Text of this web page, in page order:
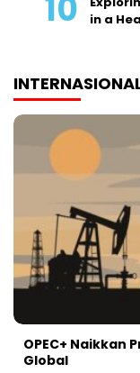
in a
OPEC+ Naikkan
Global